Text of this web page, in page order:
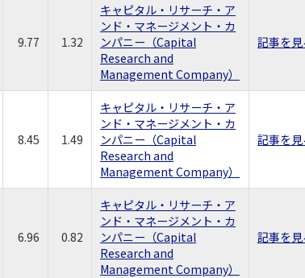
9.77 1.32
キャピタル・リサーチ・ア
ンド・マネージメント・カ
ンパニー（Capital
Research and
Management Company）
記事を見
8.45 1.49
キャピタル・リサーチ・ア
ンド・マネージメント・カ
ンパニー（Capital
Research and
Management Company）
記事を見
6.96 0.82
キャピタル・リサーチ・ア
ンド・マネージメント・カ
ンパニー（Capital
Research and
Management Company）
記事を見